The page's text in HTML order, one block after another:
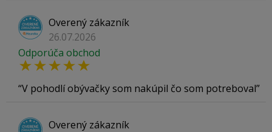
Overený zákazník
26.07.2026
Odporúča obchod
V pohodlí obývačky som nakúpil čo som potreboval
Overený zákazník